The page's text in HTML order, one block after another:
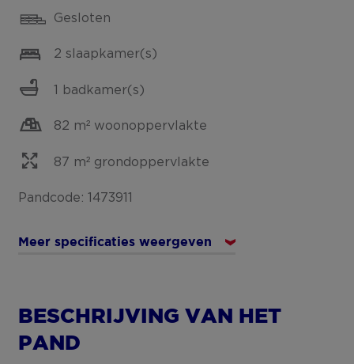
Gesloten
2 slaapkamer(s)
1 badkamer(s)
82 m² woonoppervlakte
87 m² grondoppervlakte
Pandcode: 1473911
Meer specificaties weergeven
BESCHRIJVING VAN HET
PAND